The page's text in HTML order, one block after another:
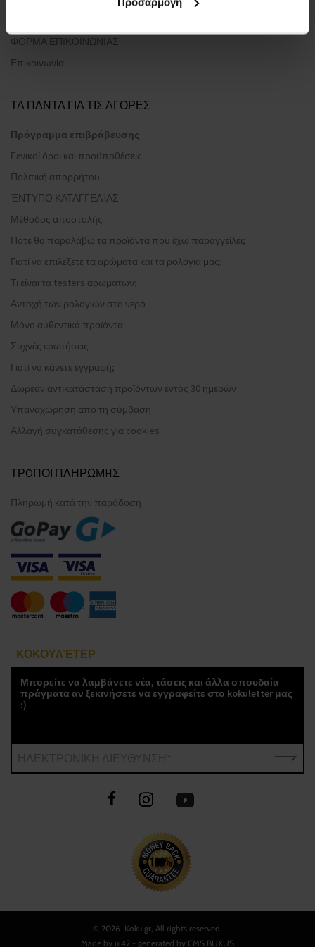
ΦΟΡΜΑ ΕΠΙΚΟΙΝΩΝΙΑΣ
Επικοινωνία
ΤΑ ΠΑΝΤΑ ΓΙΑ ΤΙΣ ΑΓΟΡΕΣ
Πρόγραμμα επιβράβευσης
Γενικοί όροι και προϋποθέσεις
Πολιτική απορρήτου
ΈΝΤΥΠΟ ΚΑΤΑΓΓΕΛΊΑΣ
Μέθοδος αποστολής
Πότε θα παραλάβω τα προϊόντα που έχω παραγγείλει;
Γιατί να επιλέξετε τα αρώματα και τα ρολόγια μας;
Τι είναι τα testers αρωμάτων;
Αντοχή των ρολογιών στο νερό
Μόνο αυθεντικά προϊόντα
Συχνές ερωτήσεις
Γιατί να κάνετε εγγραφή;
Δωρεάν αντικατάσταση προϊόντων εντός 30 ημερών
Υπαναχώρηση από τη σύμβαση
Αλλαγή συγκατάθεσης για cookies
ΤΡOΠΟΙ ΠΛΗΡΩΜHΣ
Πληρωμή κατά την παράδοση
ΚΟΚΟΥΛΈΤΕΡ
Μπορείτε να λαμβάνετε νέα, τάσεις και άλλα σπουδαία
πράγματα αν ξεκινήσετε να εγγραφείτε στο kokuletter μας
:)
© 2026 Koku.gr, All rights reserved.
Made by ui42 - generated by CMS BUXUS